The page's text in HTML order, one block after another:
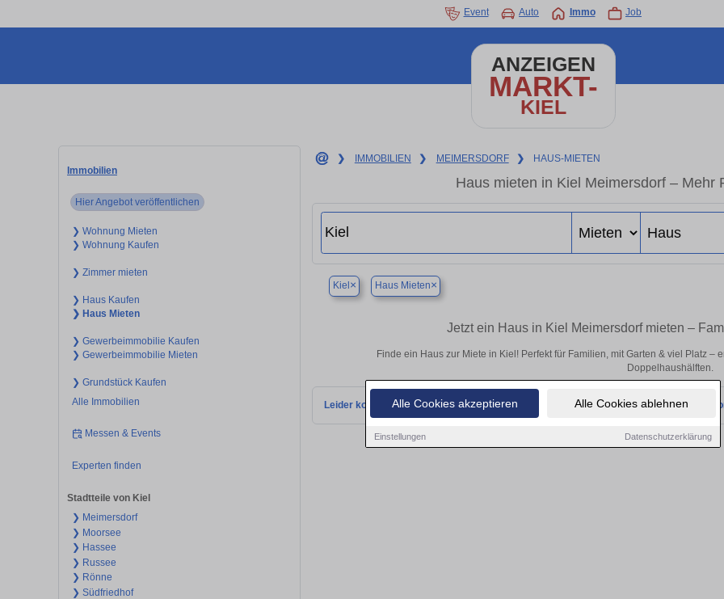
Alle Cookies akzeptieren Alle Cookies ablehnen
Einstellungen Datenschutzerklärung
Event Auto Immo Job
ANZEIGEN
MARKT-
KIEL
Immobilien
Hier Angebot veröffentlichen
❯ Wohnung Mieten
❯ Wohnung Kaufen
❯ Zimmer mieten
❯ Haus Kaufen
❯ Haus Mieten
❯ Gewerbeimmobilie Kaufen
❯ Gewerbeimmobilie Mieten
❯ Grundstück Kaufen
Alle Immobilien
Messen & Events
Experten finden
Stadtteile von Kiel
❯ Meimersdorf
❯ Moorsee
❯ Hassee
❯ Russee
❯ Rönne
❯ Südfriedhof
❯ IMMOBILIEN ❯ MEIMERSDORF ❯ HAUS-MIETEN
Haus mieten in Kiel Meimersdorf – Mehr
Kiel × Haus Mieten×
Jetzt ein Haus in Kiel Meimersdorf mieten –
Finde ein Haus zur Miete in Kiel! Perfekt für Familien, mit Garten & viel Platz
Doppelhaushälften.
Leider konnten wir derzeit keine passenden Objekte finden. Schauen Sie bald wieder